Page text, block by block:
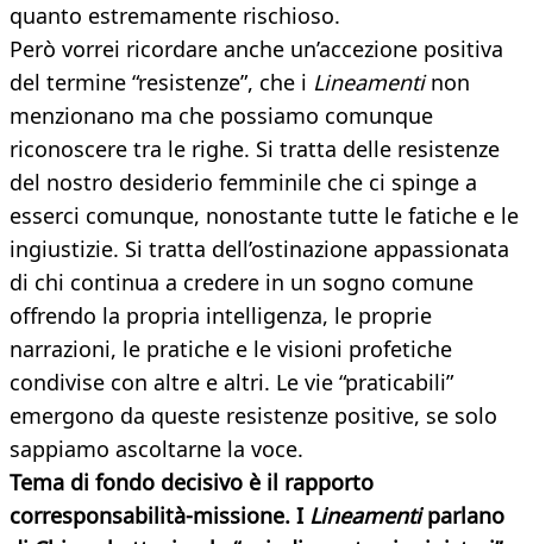
quanto estremamente rischioso.
Però vorrei ricordare anche un’accezione positiva
del termine “resistenze”, che i Lineamentinon
menzionano ma che possiamo comunque
riconoscere tra le righe. Si tratta delle resistenze
del nostro desiderio femminile che ci spinge a
esserci comunque, nonostante tutte le fatiche e le
ingiustizie. Si tratta dell’ostinazione appassionata
di chi continua a credere in un sogno comune
offrendo la propria intelligenza, le proprie
narrazioni, le pratiche e le visioni profetiche
condivise con altre e altri. Le vie “praticabili”
emergono da queste resistenze positive, se solo
sappiamo ascoltarne la voce.
Tema di fondo decisivo è il rapporto
corresponsabilità-missione. I Lineamentiparlano